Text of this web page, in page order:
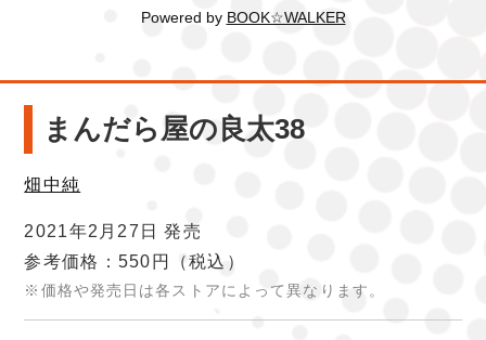
Powered by BOOK☆WALKER
まんだら屋の良太38
畑中純
2021年2月27日 発売
参考価格：550円
（税込）
※価格や発売日は各ストアによって異なります。